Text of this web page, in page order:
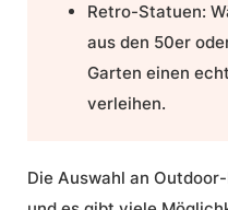
Retro-Statuen:
aus den 50er
Garten einen
verleihen.
Die Auswahl an